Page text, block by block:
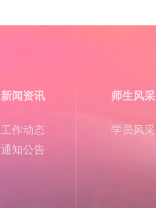
新闻资讯
工作动态
通知公告
师生风采
学员风采